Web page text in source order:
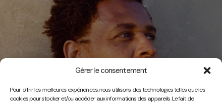
Gérer le consentement
Pour offrir les meilleures expériences, nous utilisons des technologies telles que les
cookies pour stocker et/ou accéder aux informations des appareils. Le fait de